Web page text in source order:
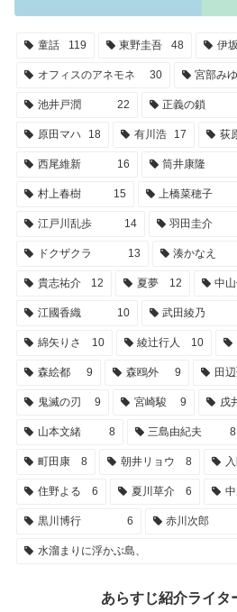
童話 119 東野圭吾 48 伊
オフィスのアネモネ 30 宮部み
池井戸潤 22 正義の鎖
原田マハ 18 有川浩 17 荻
西尾維新 16 筒井康隆
村上春樹 15 上橋菜穂子
江戸川乱歩 14 羽田圭介
ドクザクラ 13 湊かなえ
貴志祐介 12 夏夢 12 中
江國香織 10 武田綾乃
綿矢りさ 10 綾辻行人 10
森絵都 9 森鴎外 9 田
鬼滅の刃 9 宮崎駿 9 戌
山本文緒 8 三島由紀夫 8
町田康 8 朝井リョウ 8
住野よる 6 夏川草介 6
黒川博行 6 赤川次郎
水溜まりに浮かぶ島、
あらすじ紹介ライタ